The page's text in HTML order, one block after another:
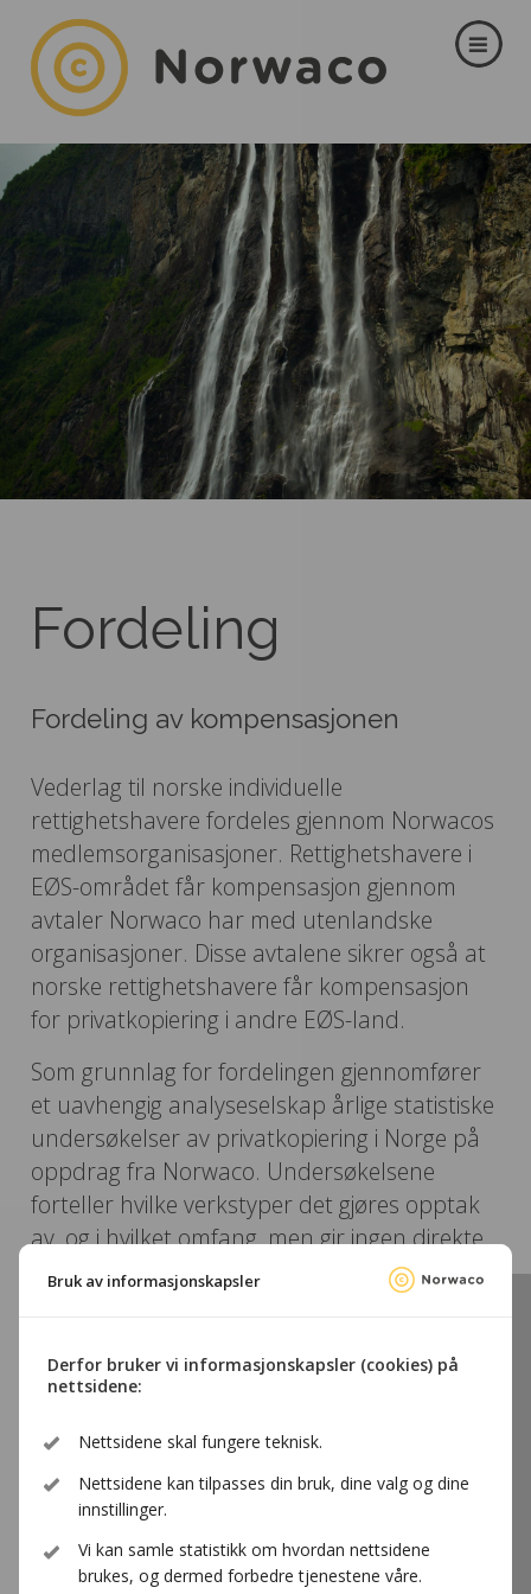
Bruk av informasjonskapsler
Derfor bruker vi informasjonskapsler (cookies) på
nettsidene:
Nettsidene skal fungere teknisk.
Nettsidene kan tilpasses din bruk, dine valg og dine
innstillinger.
Vi kan samle statistikk om hvordan nettsidene
brukes, og dermed forbedre tjenestene våre.
Fordeling
Fordeling av kompensasjonen
Vederlag til norske individuelle
rettighetshavere fordeles gjennom Norwacos
medlemsorganisasjoner. Rettighetshavere i
EØS-området får kompensasjon gjennom
avtaler Norwaco har med utenlandske
organisasjoner. Disse avtalene sikrer også at
norske rettighetshavere får kompensasjon
for privatkopiering i andre EØS-land.
Som grunnlag for fordelingen gjennomfører
et uavhengig analyseselskap årlige statistiske
undersøkelser av privatkopiering i Norge på
oppdrag fra Norwaco. Undersøkelsene
forteller hvilke verkstyper det gjøres opptak
av, og i hvilket omfang, men gir ingen direkte
oversikt over hvilke enkeltverk som kopieres.
nedlastningssider.
Retningslinjer for
fordelingen